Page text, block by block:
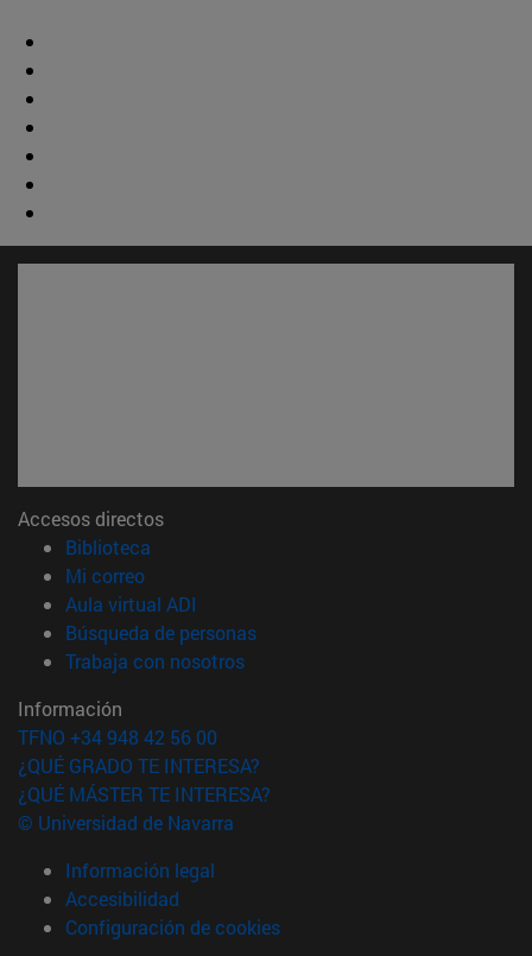
Accesos directos
Biblioteca
Mi correo(abre en nueva ventana)
Aula virtual ADI
Búsqueda de personas(abre en nueva ventana)
Trabaja con nosotros(abre en nueva ventana)
Información
TFNO +34 948 42 56 00
¿QUÉ GRADO TE INTERESA?
¿QUÉ MÁSTER TE INTERESA?
© Universidad de Navarra
Información legal
Accesibilidad
Configuración de cookies